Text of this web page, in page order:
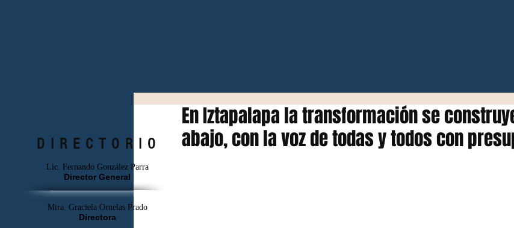
En Iztapalapa la transformación se
abajo, con la voz de todas y todos con
DIRECTORIO
Lic. Fernando González Parra
Director General
Mtra. Graciela Ornelas Prado
Directora